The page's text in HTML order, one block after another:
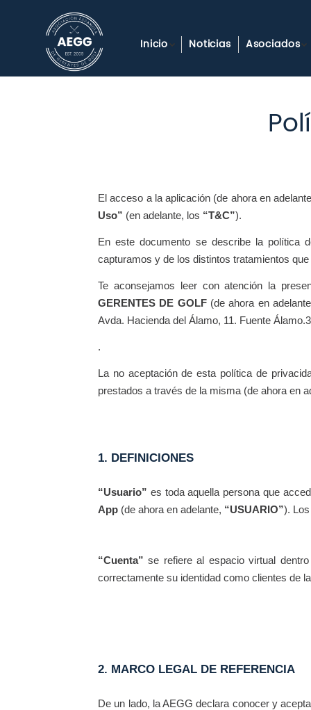
Inicio Noticias Asociados
El acceso a la aplicación (de ahora en
Uso” (en adelante, los “T&C”).
En este documento se describe la política
capturamos y de los distintos tratamientos
Te aconsejamos leer con atención la
GERENTES DE GOLF(de ahora en
Avda. Hacienda del Álamo, 11. Fuente
.
La no aceptación de esta política de
prestados a través de la misma (de ahora en
1. DEFINICIONES
“Usuario” es toda aquella persona que
App (de ahora en adelante, “USUARIO”).
“Cuenta” se refiere al espacio virtual
correctamente su identidad como clientes de
2. MARCO LEGAL DE REFERENCIA
De un lado, la AEGG declara conocer y